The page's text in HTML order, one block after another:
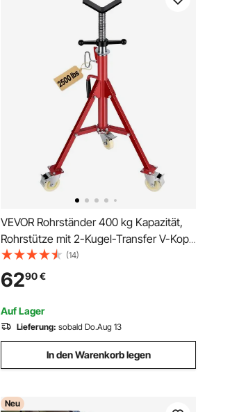
VEVOR Rohrständer 400 kg Kapazität,
Rohrstütze mit 2-Kugel-Transfer V-Kopf,
Rohrbock höhenverstellbar 20-37 Zoll
Höhe, einklappbarer Rohrständer für
Gewindeschneidmaschinen Walznuten
(14)
6290€
Auf Lager
Lieferung: sobald Do.Aug 13
In den Warenkorb legen
Neu